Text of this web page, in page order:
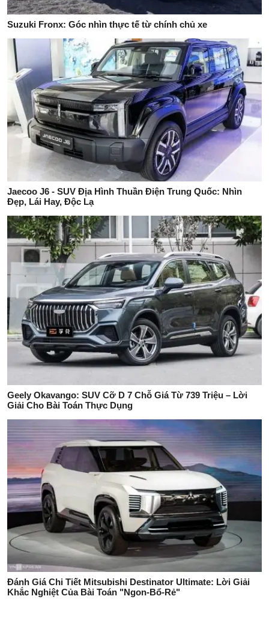
Suzuki Fronx: Góc nhìn thực tế từ chính chủ xe
Jaecoo J6 - SUV Địa Hình Thuần Điện Trung Quốc: Nhìn
Đẹp, Lái Hay, Độc Lạ
Geely Okavango: SUV Cỡ D 7 Chỗ Giá Từ 739 Triệu – Lời
Giải Cho Bài Toán Thực Dụng
Đánh Giá Chi Tiết Mitsubishi Destinator Ultimate: Lời Giải
Khắc Nghiệt Của Bài Toán "Ngon-Bổ-Rẻ"